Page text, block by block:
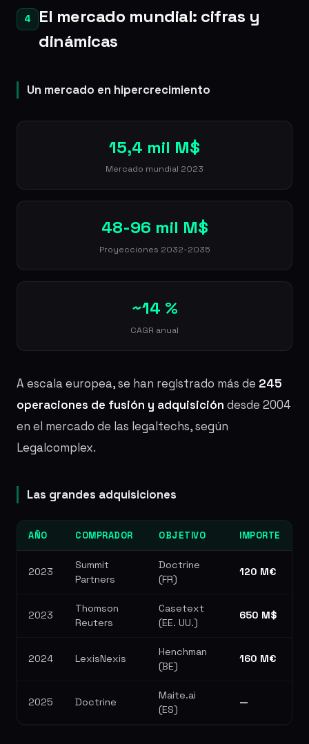
4
El mercado mundial: cifras y
dinámicas
Un mercado en hipercrecimiento
15,4 mil M$
Mercado mundial 2023
48-96 mil M$
Proyecciones 2032-2035
~14 %
CAGR anual
A escala europea, se han registrado más de 245
operaciones de fusión y adquisición desde 2004
en el mercado de las legaltechs, según
Legalcomplex.
Las grandes adquisiciones
AÑO COMPRADOR OBJETIVO IMPORTE
2023
Summit
Partners
Doctrine
(FR)
120 M€
2023
Thomson
Reuters
Casetext
(EE. UU.)
650 M$
2024 LexisNexis
Henchman
(BE)
160 M€
2025 Doctrine
Maite.ai
(ES)
—